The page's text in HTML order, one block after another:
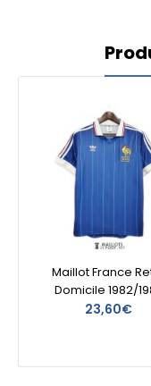
Maillot France
Domicile 1982/
23,60€